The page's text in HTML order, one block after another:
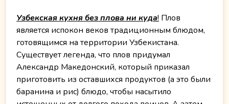
Узбекская кухнябез плова ни куда! Плов
является испокон веков традиционным блюдом,
готовящимся на территории Узбекистана.
Существует легенда, что плов придумал
Александр Македонский, который приказал
приготовить из оставшихся продуктов (а это были
баранина и рис) блюдо, чтобы насытило